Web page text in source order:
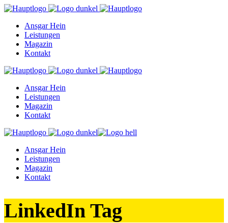
Ansgar Hein
Leistungen
Magazin
Kontakt
Ansgar Hein
Leistungen
Magazin
Kontakt
Ansgar Hein
Leistungen
Magazin
Kontakt
LinkedIn Tag